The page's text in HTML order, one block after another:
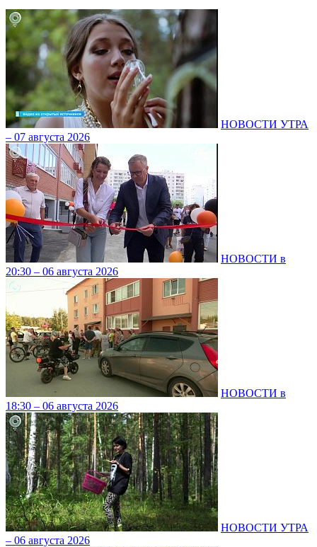
НОВОСТИ УТРА
– 07 августа 2026
НОВОСТИ в
20:30 – 06 августа 2026
НОВОСТИ в
18:30 – 06 августа 2026
НОВОСТИ УТРА
– 06 августа 2026